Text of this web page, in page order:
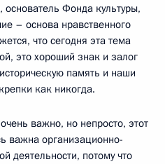
Фонда культуры,
– основа нравственного
что сегодня эта тема
это хороший знак и залог
память и наши
как никогда.
важно, но непросто, этот
важна организационно-
деятельности, потому что